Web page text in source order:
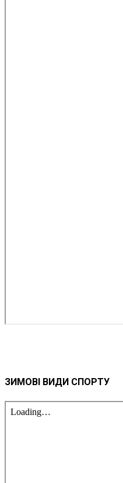
ЗИМОВІ ВИДИ СПОРТУ